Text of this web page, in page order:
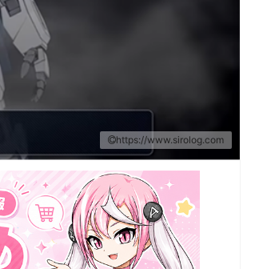
https://www.sirolog.com